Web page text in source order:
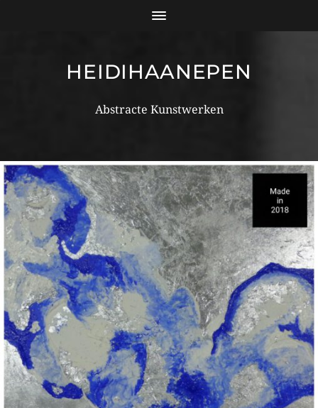
HEIDIHAANEPEN
Abstracte Kunstwerken